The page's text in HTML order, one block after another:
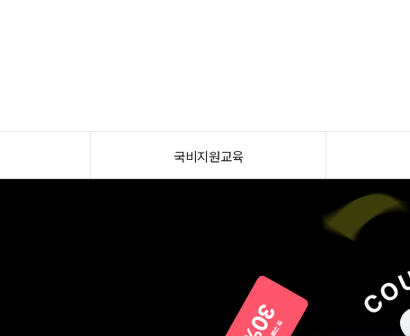
국비지원교육